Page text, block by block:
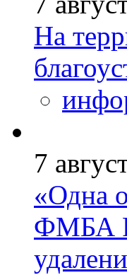
На
7
«Одна
ФМБА